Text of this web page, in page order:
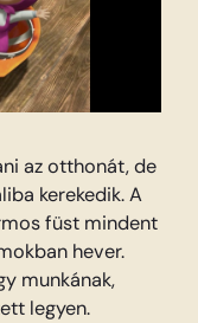
az otthonát, de
kerekedik. A
füst mindent
hever.
munkának,
legyen.